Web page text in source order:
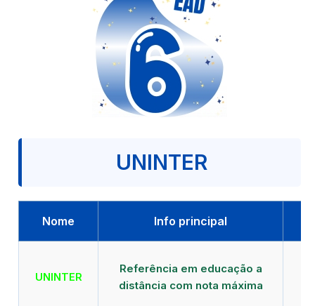
UNINTER
Nome Info principal
UNINTER
Referência em educação a
distância com nota máxima